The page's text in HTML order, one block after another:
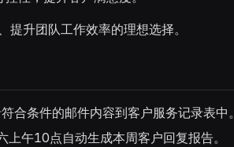
升团队工作效率的理想选择。
合条件的邮件内容到客户服务记录表中。
上午10点自动生成本周客户回复报告。